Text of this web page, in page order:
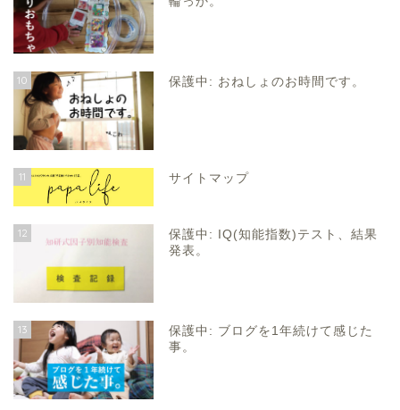
10 保護中: おねしょのお時間です。
11 サイトマップ
12
保護中: IQ(知能指数)テスト、結果
発表。
13
保護中: ブログを1年続けて感じた
事。